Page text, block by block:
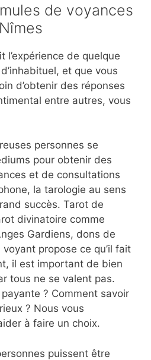
de voyances
l’expérience de quelque
et que vous
d’obtenir des réponses
entre autres, vous
personnes se
pour obtenir des
et de consultations
la tarologie au sens
succès. Tarot de
divinatoire comme
Gardiens, dons de
propose ce qu’il fait
il est important de bien
tous ne se valent pas.
? Comment savoir
? Nous vous
à faire un choix.
puissent être